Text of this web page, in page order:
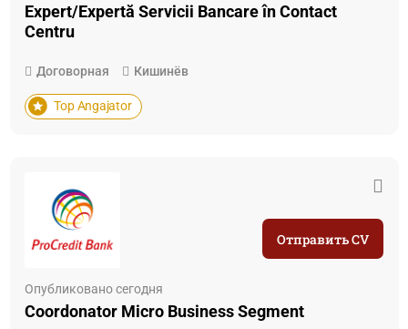
Expert/Expertă Servicii Bancare în Contact
Centru
Договорная Кишинёв
Top Angajator
Опубликовано сегодня
Coordonator Micro Business Segment
Отправить CV